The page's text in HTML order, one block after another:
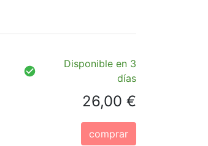
Disponible en 3
días
26,00 €
comprar